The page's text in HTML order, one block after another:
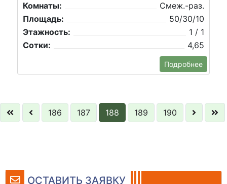
ОСТАВИТЬ ЗАЯВКУ
Комнаты:
Смеж.-раз.
Площадь:
50/30/10
Этажность:
1 / 1
Сотки:
4,65
Подробнее
186 187 188 189 190